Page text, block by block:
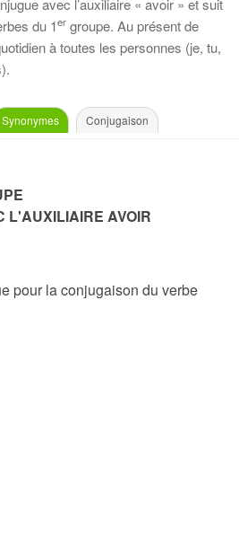
avec l’auxiliaire « avoir » et suit
du 1er groupe. Au présent de
à toutes les personnes (je, tu,
Synonymes Conjugaison
L'AUXILIAIRE AVOIR
pour la conjugaison du verbe